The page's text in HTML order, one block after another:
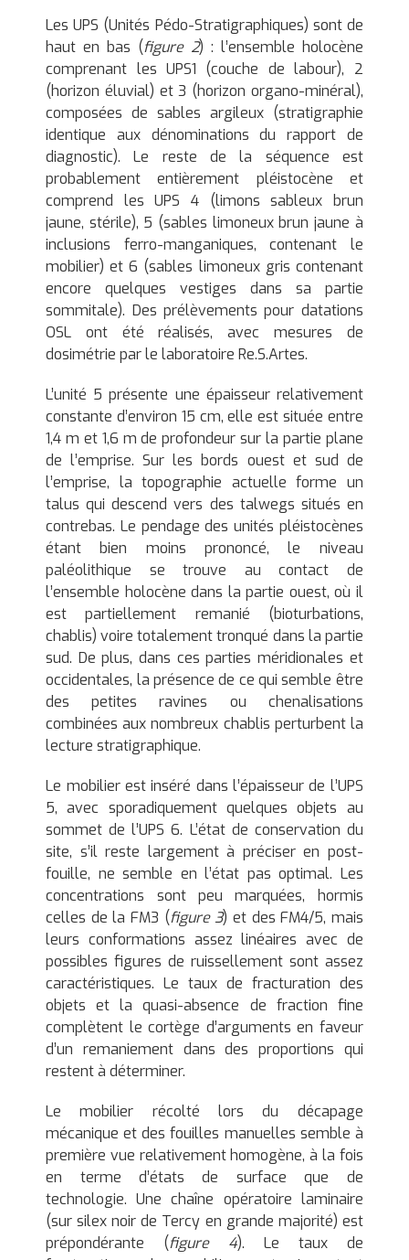
Les UPS (Unités Pédo-Stratigraphiques) sont de
haut en bas (figure 2) : l’ensemble holocène
comprenant les UPS1 (couche de labour), 2
(horizon éluvial) et 3 (horizon organo-minéral),
composées de sables argileux (stratigraphie
identique aux dénominations du rapport de
diagnostic). Le reste de la séquence est
probablement entièrement pléistocène et
comprend les UPS 4 (limons sableux brun
jaune, stérile), 5 (sables limoneux brun jaune à
inclusions ferro-manganiques, contenant le
mobilier) et 6 (sables limoneux gris contenant
encore quelques vestiges dans sa partie
sommitale). Des prélèvements pour datations
OSL ont été réalisés, avec mesures de
dosimétrie par le laboratoire Re.S.Artes.
L’unité 5 présente une épaisseur relativement
constante d’environ 15 cm, elle est située entre
1,4 m et 1,6 m de profondeur sur la partie plane
de l’emprise. Sur les bords ouest et sud de
l’emprise, la topographie actuelle forme un
talus qui descend vers des talwegs situés en
contrebas. Le pendage des unités pléistocènes
étant bien moins prononcé, le niveau
paléolithique se trouve au contact de
l’ensemble holocène dans la partie ouest, où il
est partiellement remanié (bioturbations,
chablis) voire totalement tronqué dans la partie
sud. De plus, dans ces parties méridionales et
occidentales, la présence de ce qui semble être
des petites ravines ou chenalisations
combinées aux nombreux chablis perturbent la
lecture stratigraphique.
Le mobilier est inséré dans l’épaisseur de l’UPS
5, avec sporadiquement quelques objets au
sommet de l’UPS 6. L’état de conservation du
site, s’il reste largement à préciser en post-
fouille, ne semble en l’état pas optimal. Les
concentrations sont peu marquées, hormis
celles de la FM3 (figure 3) et des FM4/5, mais
leurs conformations assez linéaires avec de
possibles figures de ruissellement sont assez
caractéristiques. Le taux de fracturation des
objets et la quasi-absence de fraction fine
complètent le cortège d’arguments en faveur
d’un remaniement dans des proportions qui
restent à déterminer.
Le mobilier récolté lors du décapage
mécanique et des fouilles manuelles semble à
première vue relativement homogène, à la fois
en terme d’états de surface que de
technologie. Une chaîne opératoire laminaire
(sur silex noir de Tercy en grande majorité) est
prépondérante (figure 4). Le taux de